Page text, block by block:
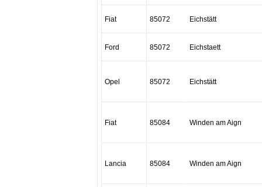
Fiat 85072 Eichstätt
Ford 85072 Eichstaett
Opel 85072 Eichstätt
Fiat 85084 Winden am Aign
Lancia 85084 Winden am Aign